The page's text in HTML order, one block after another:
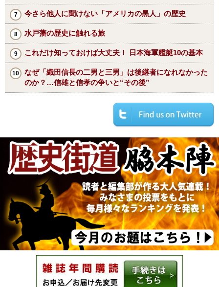
今さら他人に聞けない「アメリカの黒人」の歴史
水戸藩の歴史に触れる旅
これだけ知っておけば大丈夫！ 日本海軍艦艇10の基本
なぜ「織田信長の二男と三男」は後継者になれなかった
のか？…信雄と信孝の争いと“その後”